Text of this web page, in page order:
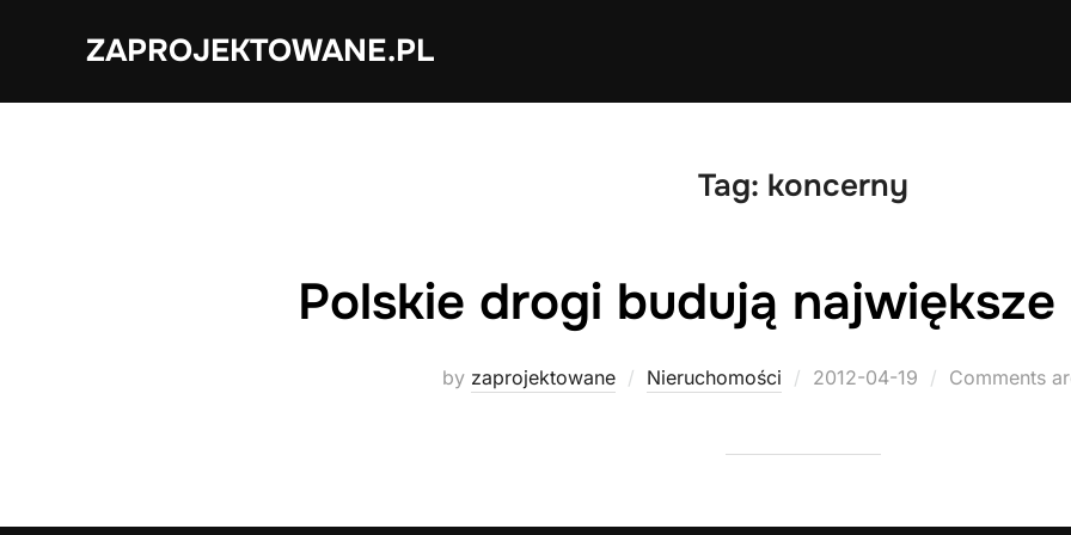
ZAPROJEKTOWANE.PL
Tag: koncerny
Polskie drogi budują
by zaprojektowane Nieruchomości
Posted
2012-04-19 Comments